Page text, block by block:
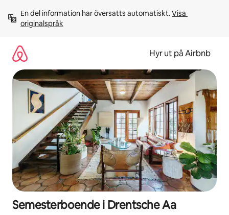
innehåll
En del information har översatts automatiskt. Visa
originalspråk
Hyr ut på Airbnb
Semesterboende i Drentsche Aa